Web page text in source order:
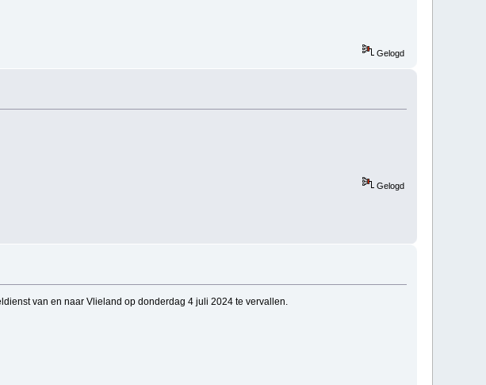
Gelogd
Gelogd
van en naar Vlieland op donderdag 4 juli 2024 te vervallen.